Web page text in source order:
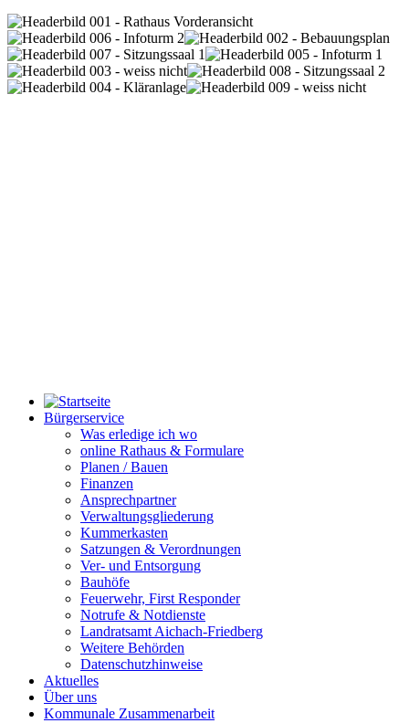
Bürgerservice
Was erledige ich wo
online Rathaus & Formulare
Planen / Bauen
Finanzen
Ansprechpartner
Verwaltungsgliederung
Kummerkasten
Satzungen & Verordnungen
Ver- und Entsorgung
Bauhöfe
Feuerwehr, First Responder
Notrufe & Notdienste
Landratsamt Aichach-Friedberg
Weitere Behörden
Datenschutzhinweise
Aktuelles
Über uns
Kommunale Zusammenarbeit